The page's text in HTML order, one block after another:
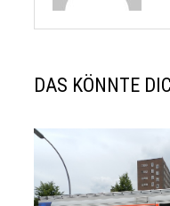
DAS KÖNNTE